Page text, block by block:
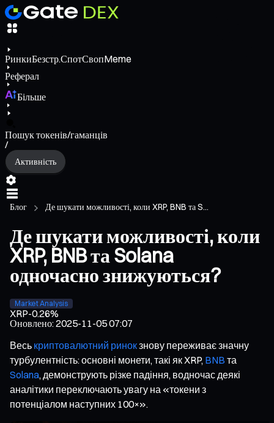
РинкиБезстр.СпотСвопMeme
Реферал
Більше
Пошук токенів/гаманців
/
Активність
Блог Де шукати можливості, коли XRP, BNB та S...
Де шукати можливості, коли
XRP, BNB та Solana
одночасно знижуються?
Market Analysis
XRP-0.26%
Оновлено:2025-11-05 07:07
Весь криптовалютний ринокзнову переживає значну
турбулентність: основні монети, такі як XRP, BNB та
Solana, демонструють різке падіння, водночас деякі
аналітики переключають увагу на «токени з
потенціалом наступних 100×».